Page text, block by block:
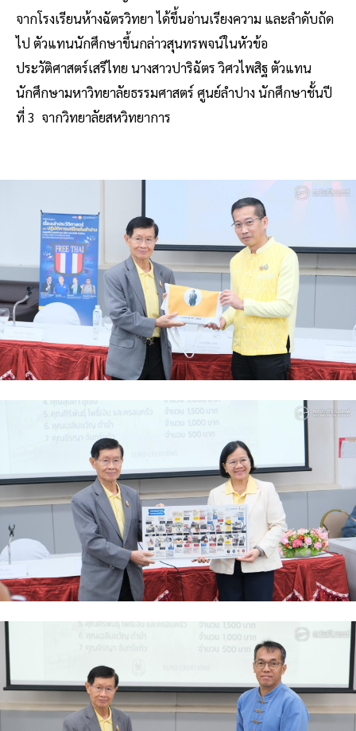
จากโรงเรียนห้างฉัตรวิทยา ได้ขึ้นอ่านเรียงความ และลำดับถัด
ไป ตัวแทนนักศึกษาขึ้นกล่าวสุนทรพจน์ในหัวข้อ
ประวัติศาสตร์เสรีไทย นางสาวปาริฉัตร วิศวไพสิฐ ตัวแทน
นักศึกษามหาวิทยาลัยธรรมศาสตร์ ศูนย์ลำปาง นักศึกษาชั้นปี
ที่ 3 จากวิทยาลัยสหวิทยาการ